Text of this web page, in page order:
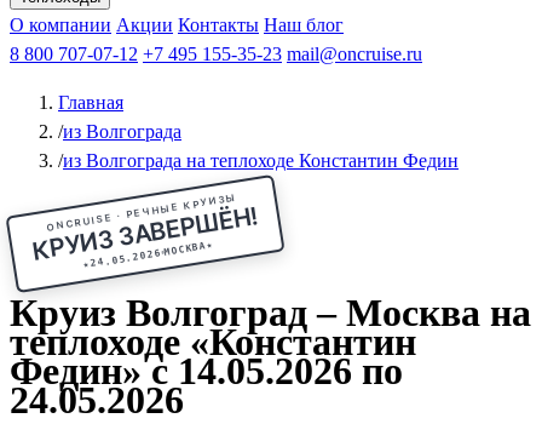
Чебоксарыиз Волгоградаиз Саратова Все города
КазаньВ Нижний НовгородВ ПермьВ Ростов-на-Дону
РыбинскНа СоловкиНа ВалаамПо ОкеПо Енисею
Афанасий Никитин Октябрьская революция
ФединАлександр СвешниковИван
МироновА.С.Попов
О компании Акции Контакты Наш блог
8 800 707-07-12 +7 495 155-35-23 mail@oncruise.ru
Главная
/из Волгограда
/из Волгограда на теплоходе Константин Федин
ONCRUISE · РЕЧНЫЕ КРУИЗЫ
КРУИЗ ЗАВЕРШЁН!
★24.05.2026МОСКВА★
Круиз Волгоград – Москва на
теплоходе «Константин
Федин» с 14.05.2026 по
24.05.2026